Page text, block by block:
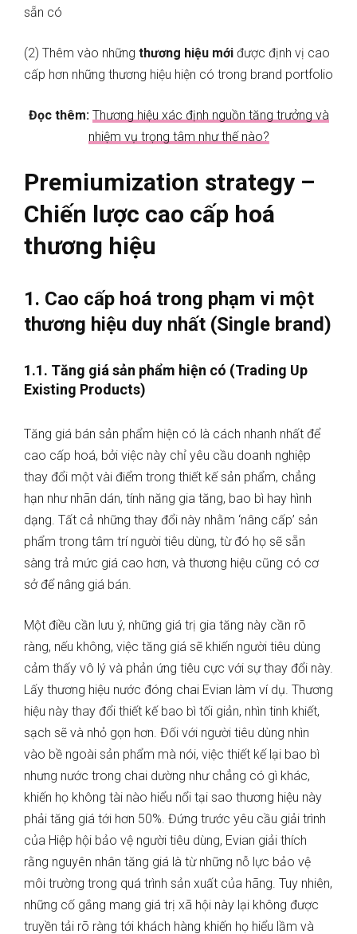
sẵn có
(2) Thêm vào những thương hiệu mới được định vị cao
cấp hơn những thương hiệu hiện có trong brand portfolio
Đọc thêm: Thương hiệu xác định nguồn tăng trưởng và
nhiệm vụ trọng tâm như thế nào?
Premiumization strategy –
Chiến lược cao cấp hoá
thương hiệu
1. Cao cấp hoá trong phạm vi một
thương hiệu duy nhất (Single brand)
1.1. Tăng giá sản phẩm hiện có (Trading Up
Existing Products)
Tăng giá bán sản phẩm hiện có là cách nhanh nhất để
cao cấp hoá, bởi việc này chỉ yêu cầu doanh nghiệp
thay đổi một vài điểm trong thiết kế sản phẩm, chẳng
hạn như nhãn dán, tính năng gia tăng, bao bì hay hình
dạng. Tất cả những thay đổi này nhằm ‘nâng cấp’ sản
phẩm trong tâm trí người tiêu dùng, từ đó họ sẽ sẵn
sàng trả mức giá cao hơn, và thương hiệu cũng có cơ
sở để nâng giá bán.
Một điều cần lưu ý, những giá trị gia tăng này cần rõ
ràng, nếu không, việc tăng giá sẽ khiến người tiêu dùng
cảm thấy vô lý và phản ứng tiêu cực với sự thay đổi này.
Lấy thương hiệu nước đóng chai Evian làm ví dụ. Thương
hiệu này thay đổi thiết kế bao bì tối giản, nhìn tinh khiết,
sạch sẽ và nhỏ gọn hơn. Đối với người tiêu dùng nhìn
vào bề ngoài sản phẩm mà nói, việc thiết kế lại bao bì
nhưng nước trong chai dường như chẳng có gì khác,
khiến họ không tài nào hiểu nổi tại sao thương hiệu này
phải tăng giá tới hơn 50%. Đứng trước yêu cầu giải trình
của Hiệp hội bảo vệ người tiêu dùng, Evian giải thích
rằng nguyên nhân tăng giá là từ những nỗ lực bảo vệ
môi trường trong quá trình sản xuất của hãng. Tuy nhiên,
những cố gắng mang giá trị xã hội này lại không được
truyền tải rõ ràng tới khách hàng khiến họ hiểu lầm và